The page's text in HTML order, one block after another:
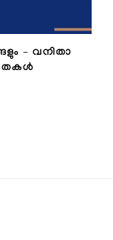
– വനിതാ